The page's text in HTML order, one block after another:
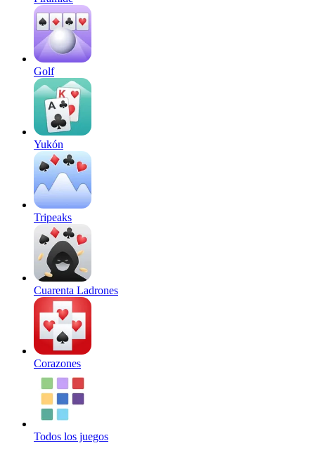
Golf
Yukón
Tripeaks
Cuarenta Ladrones
Corazones
Todos los juegos